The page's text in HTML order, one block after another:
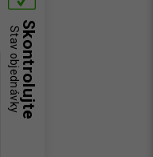
Skontrolujte
Stav objednávky